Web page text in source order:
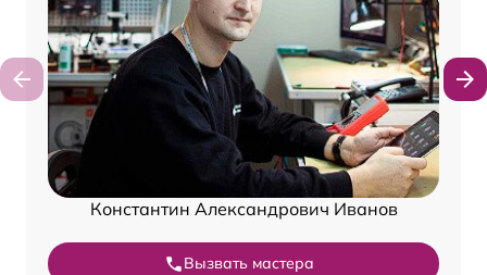
Константин Александрович Иванов
Вызвать мастера